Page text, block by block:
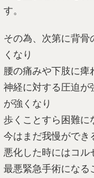
す。
その為、次第に背骨
くなり
腰の痛みや下肢に痺
神経に対する圧迫が
が強くなり
歩くことすら困難に
今はまだ我慢ができ
悪化した時にはコル
最悪緊急手術になる